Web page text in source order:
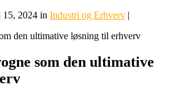
15, 2024 in Industri og Erhverv |
som den ultimative